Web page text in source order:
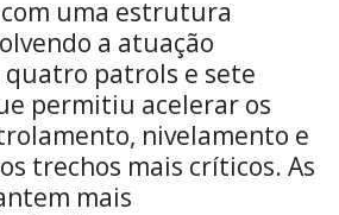
uma estrutura
a atuação
patrols e sete
permitiu acelerar os
nivelamento e
trechos mais críticos. As
mais